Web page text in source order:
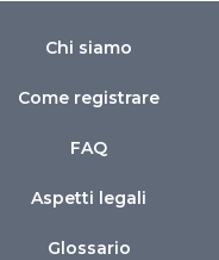
Chi siamo
Come registrare
FAQ
Aspetti legali
Glossario